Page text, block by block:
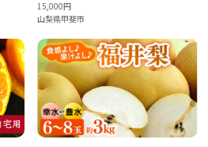
15,000円
山梨県甲斐市